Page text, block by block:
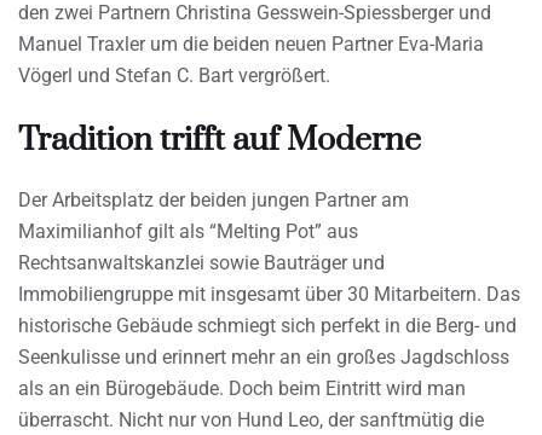
den zwei Partnern Christina Gesswein-Spiessberger und
Manuel Traxler um die beiden neuen Partner Eva-Maria
Vögerl und Stefan C. Bart vergrößert.
Tradition trifft auf Moderne
Der Arbeitsplatz der beiden jungen Partner am
Maximilianhof gilt als “Melting Pot” aus
Rechtsanwaltskanzlei sowie Bauträger und
Immobiliengruppe mit insgesamt über 30 Mitarbeitern. Das
historische Gebäude schmiegt sich perfekt in die Berg- und
Seenkulisse und erinnert mehr an ein großes Jagdschloss
als an ein Bürogebäude. Doch beim Eintritt wird man
überrascht. Nicht nur von Hund Leo, der sanftmütig die